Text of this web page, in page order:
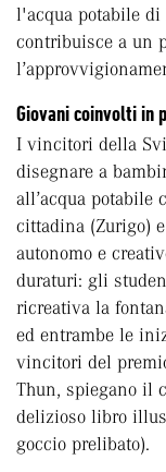
l'acqua potabile
contribuisce a un
Giovani coinvolti in
I vincitori della
disegnare a
all’acqua potabile
cittadina (Zurigo)
autonomo e
duraturi: gli
ricreativa la
ed entrambe le
vincitori del
Thun, spiegano il
delizioso libro
goccio prelibato).